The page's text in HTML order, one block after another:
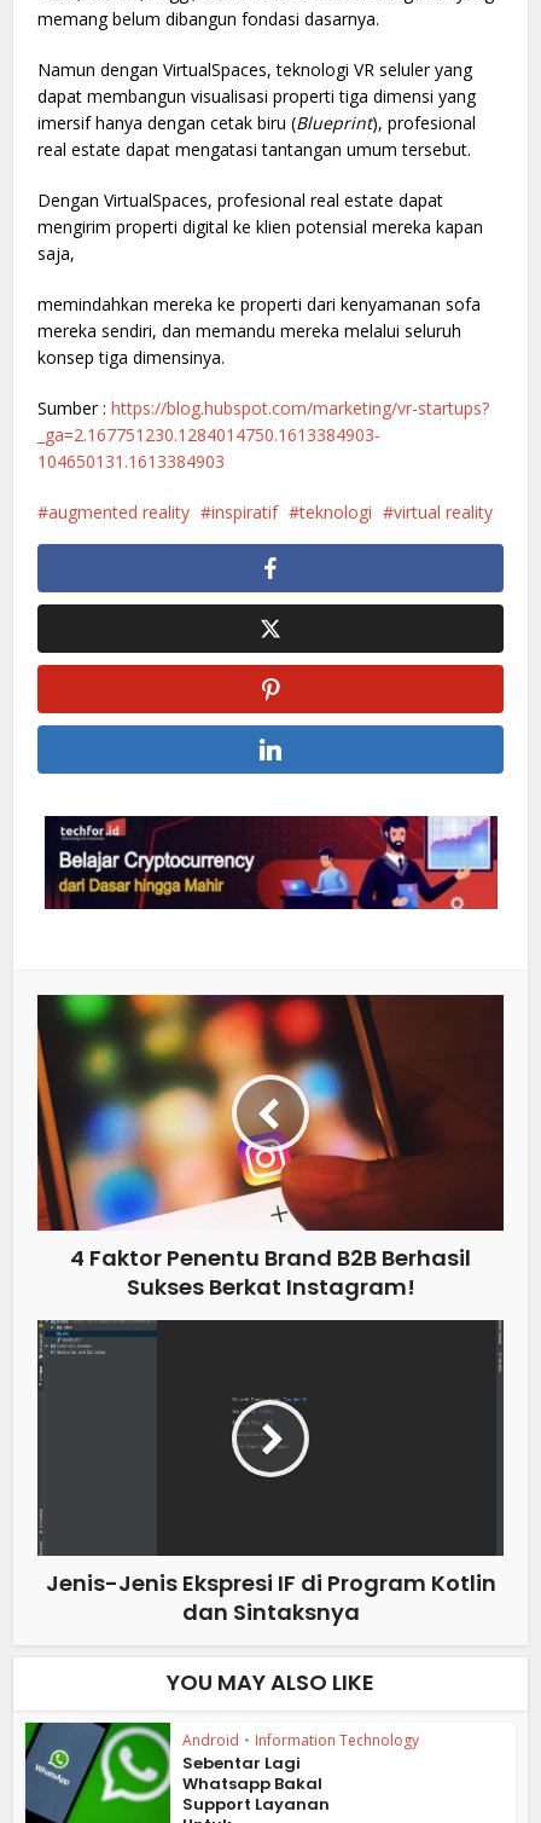
memang belum dibangun fondasi dasarnya.
Namun dengan VirtualSpaces, teknologi VR seluler yang
dapat membangun visualisasi properti tiga dimensi yang
imersif hanya dengan cetak biru (Blueprint), profesional
real estate dapat mengatasi tantangan umum tersebut.
Dengan VirtualSpaces, profesional real estate dapat
mengirim properti digital ke klien potensial mereka kapan
saja,
memindahkan mereka ke properti dari kenyamanan sofa
mereka sendiri, dan memandu mereka melalui seluruh
konsep tiga dimensinya.
Sumber :https://blog.hubspot.com/marketing/vr-startups?
_ga=2.167751230.1284014750.1613384903-
104650131.1613384903
augmented reality inspiratif teknologi virtual reality
4 Faktor Penentu Brand B2B Berhasil
Sukses Berkat Instagram!
Jenis-Jenis Ekspresi IF di Program Kotlin
dan Sintaksnya
YOU MAY ALSO LIKE
Android • Information Technology
Sebentar Lagi
Whatsapp Bakal
Support Layanan